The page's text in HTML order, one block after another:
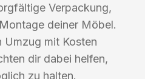
Verpackung,
deiner Möbel.
Umzug mit Kosten
dir dabei helfen,
zu halten.